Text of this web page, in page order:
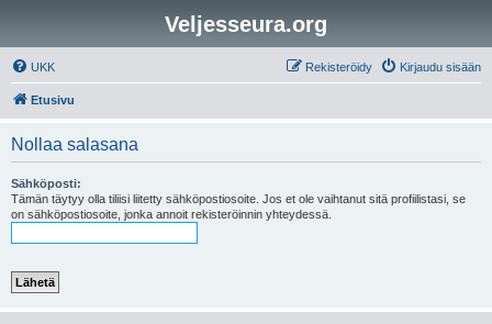
Veljesseura.org
UKK Kirjaudu sisään
Rekisteröidy
Etusivu
Nollaa salasana
Sähköposti:
Tämän täytyy olla tiliisi liitetty sähköpostiosoite. Jos et ole vaihtanut sitä profiilistasi, se
on sähköpostiosoite, jonka annoit rekisteröinnin yhteydessä.